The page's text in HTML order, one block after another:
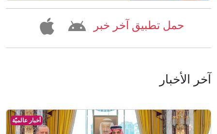
حمل تطبيق آخر خبر
آخر الأخبار
أخبار عالميّة